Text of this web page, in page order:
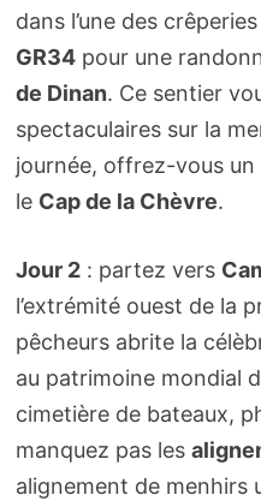
dans l’une des
GR34pour une
de Dinan. Ce sentier
spectaculaires sur la
journée, offrez-vous
le Cap de la Chèvre.
Jour 2: partez vers
l’extrémité ouest de la
pêcheurs abrite la
au patrimoine mondial
cimetière de bateaux,
manquez pas les
alignement de menhirs